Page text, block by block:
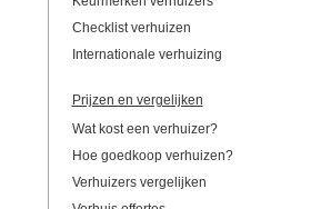
Checklist verhuizen
Internationale verhuizing
Prijzen en vergelijken
Wat kost een verhuizer?
Hoe goedkoop verhuizen?
Verhuizers vergelijken